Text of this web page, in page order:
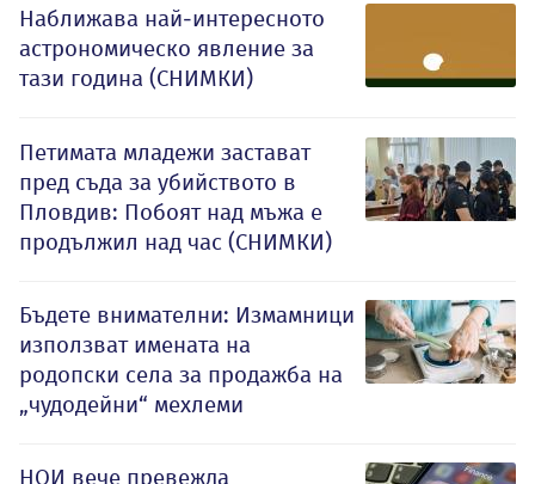
Наближава най-интересното
астрономическо явление за
тази година (СНИМКИ)
Петимата младежи застават
пред съда за убийството в
Пловдив: Побоят над мъжа е
продължил над час (СНИМКИ)
Бъдете внимателни: Измамници
използват имената на
родопски села за продажба на
„чудодейни“ мехлеми
НОИ вече превежда